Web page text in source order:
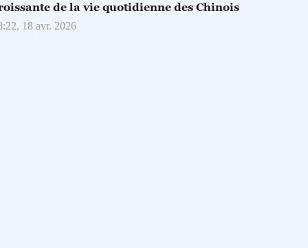
de la vie quotidienne des Chinois
18 avr. 2026